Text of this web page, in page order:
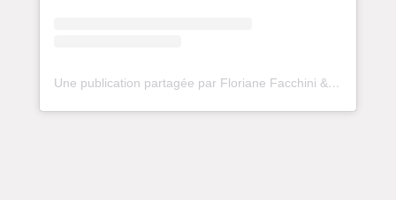
Une publication partagée par Floriane Facchini & Cie (@florianefacchini)